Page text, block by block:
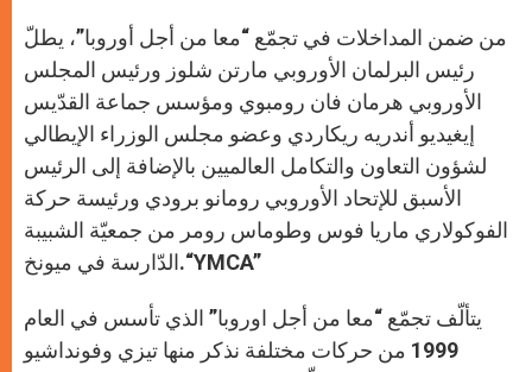
من ضمن المداخلات في تجمّع “معا من أجل أوروبا”، يطلّ
رئيس البرلمان الأوروبي مارتن شلوز ورئيس المجلس
الأوروبي هرمان فان رومبوي ومؤسس جماعة القدّيس
إيغيديو أندريه ريكاردي وعضو مجلس الوزراء الإيطالي
لشؤون التعاون والتكامل العالميين بالإضافة إلى الرئيس
الأسبق للإتحاد الأوروبي رومانو برودي ورئيسة حركة
الفوكولاري ماريا فوس وطوماس رومر من جمعيّة الشبيبة
الدّارسة في ميونخ.“YMCA”
يتألّف تجمّع “معا من أجل اوروبا” الذي تأسس في العام
1999 من حركات مختلفة نذكر منها تيزي وفونداشيو